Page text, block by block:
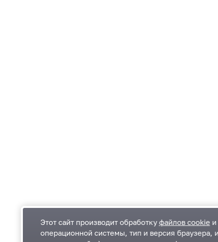
Этот сайт производит обработку файлов cookie
операционной системы, тип и версия браузера,